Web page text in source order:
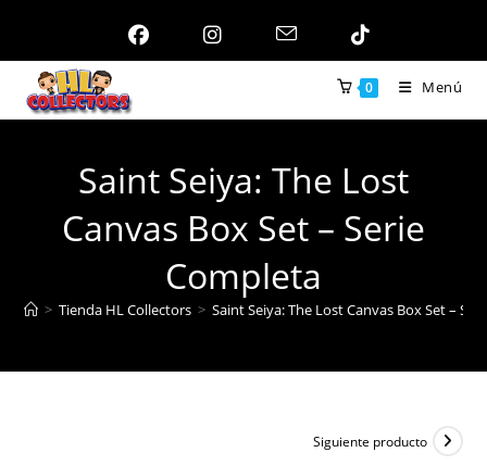
contenido
0 Menú
Saint Seiya: The Lost
Canvas Box Set – Serie
Completa
> Tienda HL Collectors > Saint Seiya: The Lost Canvas Box Set –
Siguiente producto